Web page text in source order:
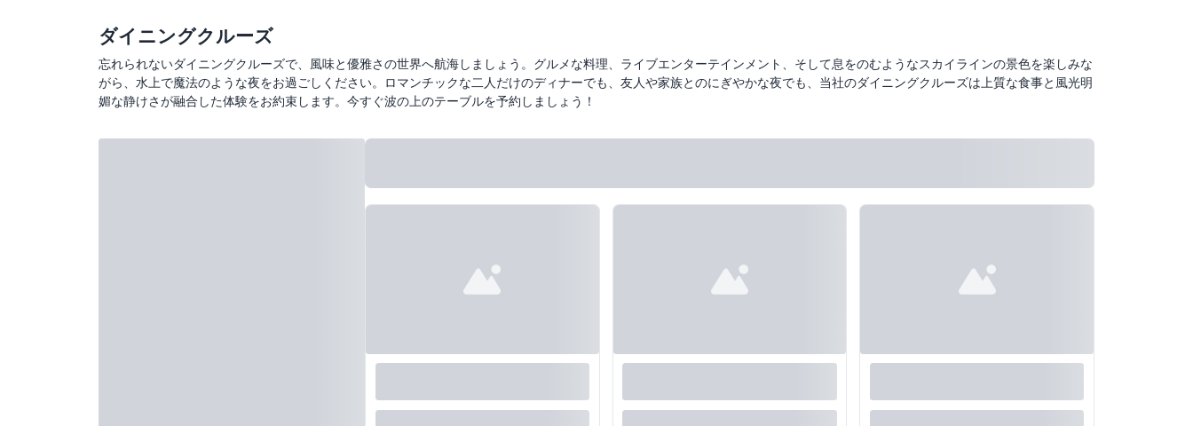
ダイニングクルーズ
忘れられないダイニングクルーズで、風味と優雅さの世界へ航海しましょう。グルメな料理、ライブエンターテインメント、そして息をのむようなスカイラインの景色を楽しみな
がら、水上で魔法のような夜をお過ごしください。ロマンチックな二人だけのディナーでも、友人や家族とのにぎやかな夜でも、当社のダイニングクルーズは上質な食事と風光明
媚な静けさが融合した体験をお約束します。今すぐ波の上のテーブルを予約しましょう！